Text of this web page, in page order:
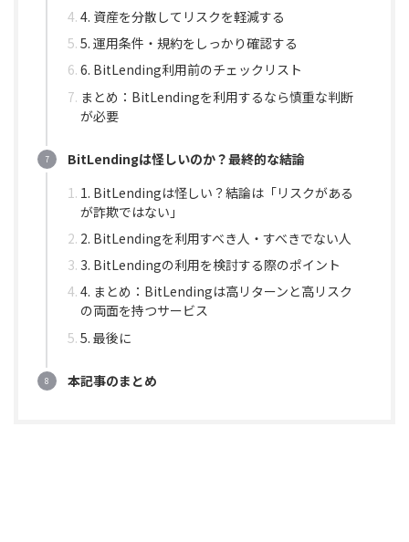
4. 資産を分散してリスクを軽減する
5. 運用条件・規約をしっかり確認する
6. BitLending利用前のチェックリスト
まとめ：BitLendingを利用するなら慎重な判断
が必要
BitLendingは怪しいのか？最終的な結論
1. BitLendingは怪しい？結論は「リスクがある
が詐欺ではない」
2. BitLendingを利用すべき人・すべきでない人
3. BitLendingの利用を検討する際のポイント
4. まとめ：BitLendingは高リターンと高リスク
の両面を持つサービス
5. 最後に
本記事のまとめ